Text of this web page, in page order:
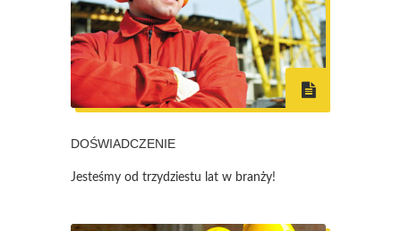
DOŚWIADCZENIE
Jesteśmy od trzydziestu lat w branży!